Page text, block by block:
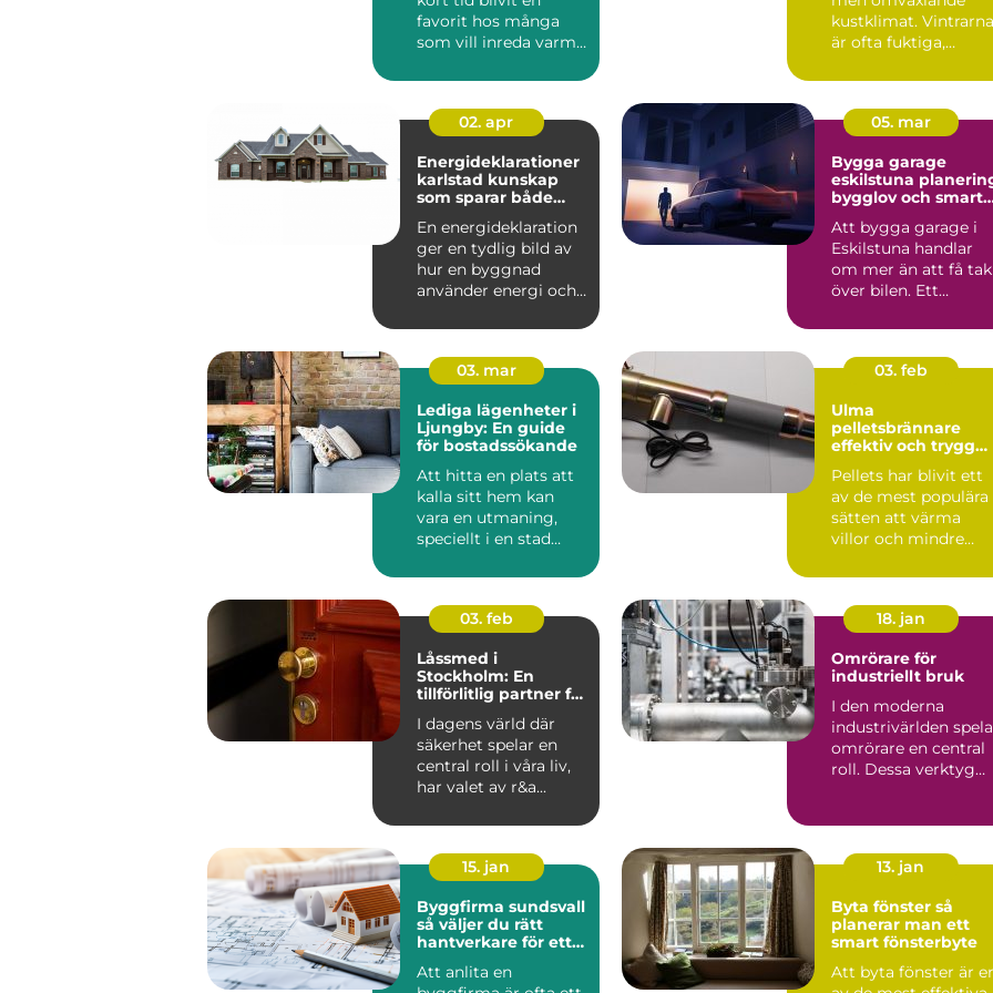
favorit hos många
som vill inreda varmt
kustklimat. Vintrarna
är ofta fuktiga,
landet...
02. apr
Energideklarationer
karlstad kunskap
som sparar både
En energideklaration
ger en tydlig bild av
hur en byggnad
använder energi och
so...
05. mar
Bygga garage
eskilstuna planering,
bygglov och smarta
Att bygga garage i
Eskilstuna handlar
om mer än att få tak
över bilen. Ett
ger try...
03. mar
Lediga lägenheter i
Ljungby: En guide
för bostadssökande
Att hitta en plats att
kalla sitt hem kan
vara en utmaning,
speciellt i en stad
g...
03. feb
Ulma
pelletsbrännare
effektiv och trygg
Pellets har blivit ett
av de mest populära
sätten att värma
villor och mindre
03. feb
Låssmed i
Stockholm: En
tillförlitlig partner för
I dagens värld där
säkerhet spelar en
central roll i våra liv,
har valet av r&a...
18. jan
Omrörare för
industriellt bruk
I den moderna
industrivärlden
omrörare en central
roll. Dessa verktyg
15. jan
Byggfirma sundsvall
så väljer du rätt
hantverkare för ett
Att anlita en
13. jan
Byta fönster så
planerar man ett
smart fönsterbyte
Att byta fönster är